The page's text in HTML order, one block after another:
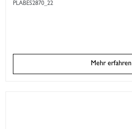
PLABES2870_22
Mehr erfahren